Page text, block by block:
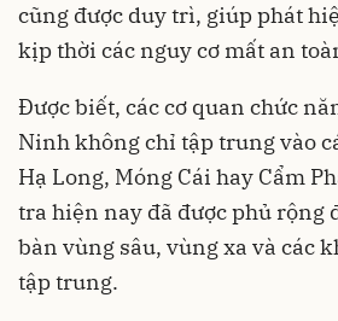
cũng được duy trì, giúp phát
kịp thời các nguy cơ mất an
Được biết, các cơ quan chức
Ninh không chỉ tập trung vào
Hạ Long, Móng Cái hay Cẩm
tra hiện nay đã được phủ rộng
bàn vùng sâu, vùng xa và các
tập trung.